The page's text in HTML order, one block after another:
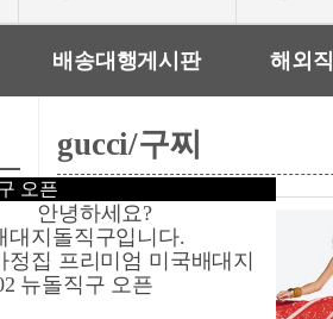
오픈
안녕하세요?
대지돌직구입니다.
정집 프리미엄 미국배대지
뉴돌직구 오픈
배송대행게시판 해외
gucci/구찌